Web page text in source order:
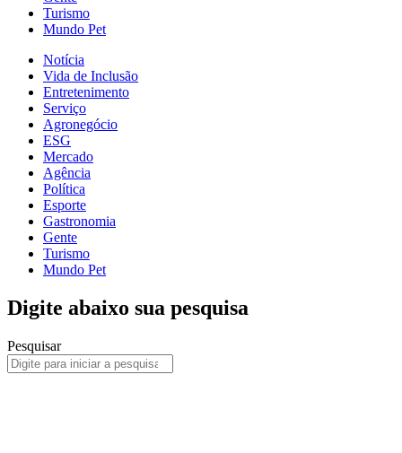
Turismo
Mundo Pet
Notícia
Vida de Inclusão
Entretenimento
Serviço
Agronegócio
ESG
Mercado
Agência
Política
Esporte
Gastronomia
Gente
Turismo
Mundo Pet
Digite abaixo sua pesquisa
Pesquisar